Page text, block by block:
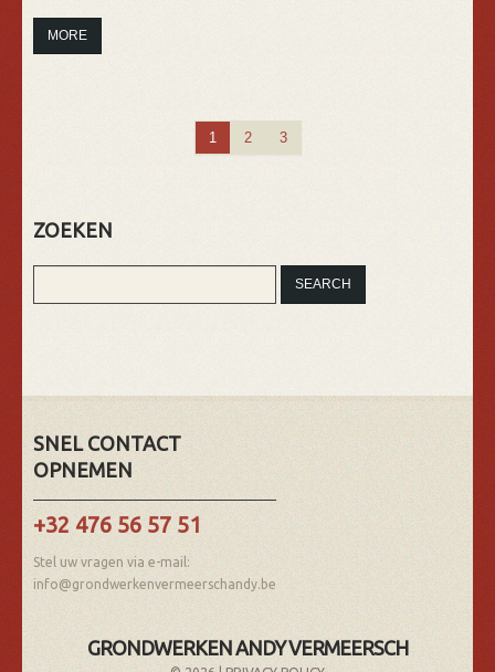
MORE
1 2 3
ZOEKEN
SNEL CONTACT
OPNEMEN
+32 476 56 57 51
Stel uw vragen via e-mail:
info@grondwerkenvermeerschandy.be
GRONDWERKEN ANDY VERMEERSCH